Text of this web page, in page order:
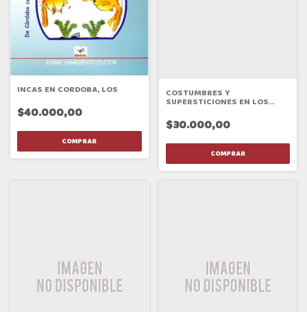
INCAS EN CORDOBA, LOS
$40.000,00
COSTUMBRES Y
SUPERSTICIONES EN LOS
$30.000,00